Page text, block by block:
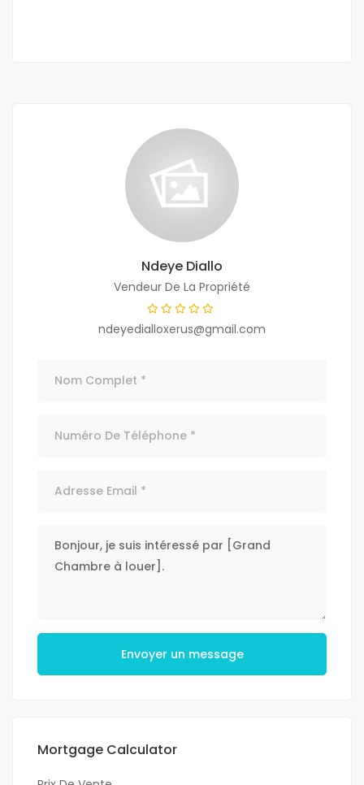
Ndeye Diallo
Vendeur De La Propriété
ndeyedialloxerus@gmail.com
Envoyer un message
Mortgage Calculator